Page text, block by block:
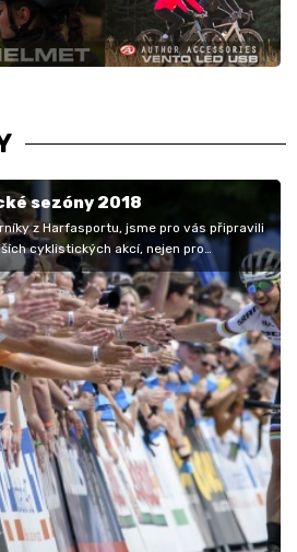
sezóny 2018
z Harfasportu, jsme pro vás připravili
cyklistických akcí, nejen pro